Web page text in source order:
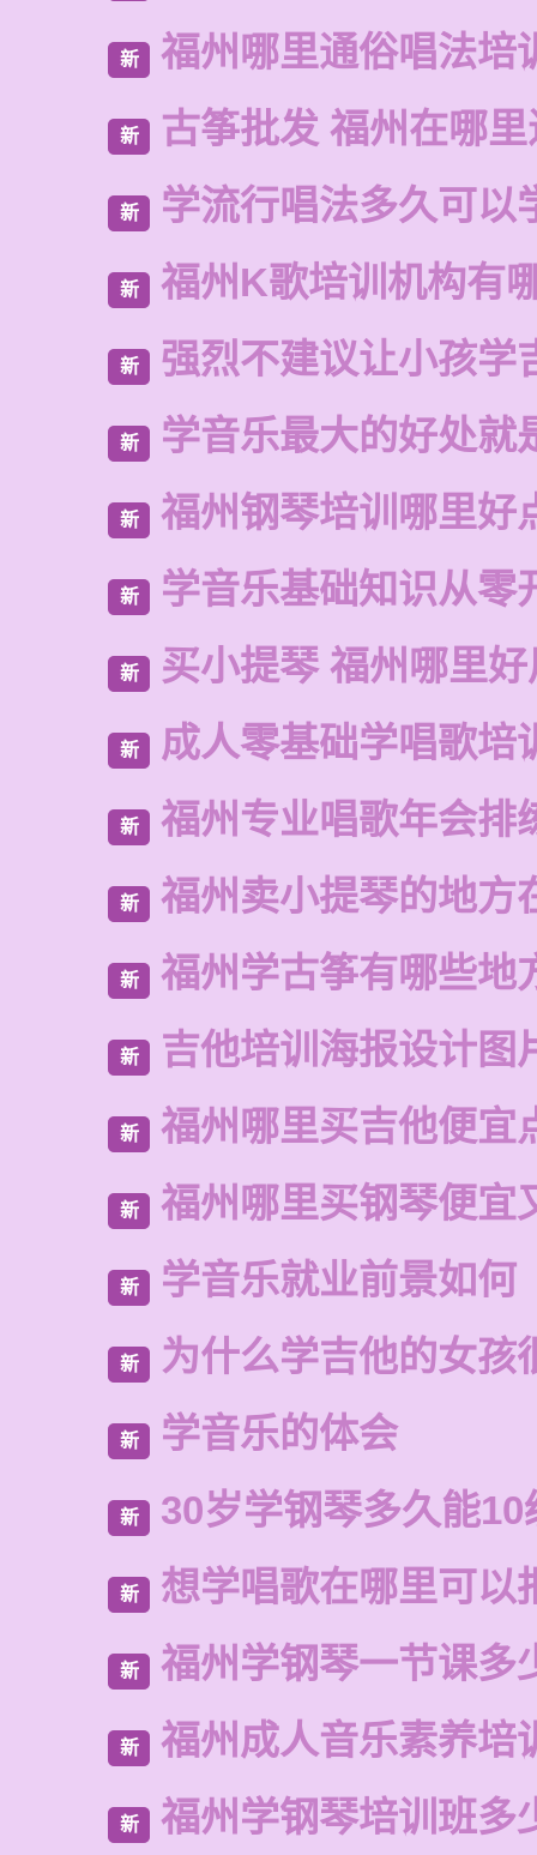
新 福州哪里通俗唱法培
新 古筝批发 福州在哪
新 学流行唱法多久可以
新 福州K歌培训机构有
新 强烈不建议让小孩学
新 学音乐最大的好处就
新 福州钢琴培训哪里好
新 学音乐基础知识从零
新 买小提琴 福州哪里
新 成人零基础学唱歌培
新 福州专业唱歌年会排
新 福州卖小提琴的地方
新 福州学古筝有哪些地
新 吉他培训海报设计图
新 福州哪里买吉他便宜
新 福州哪里买钢琴便宜
新 学音乐就业前景如何
新 为什么学吉他的女孩
新 学音乐的体会
新 30岁学钢琴多久能10
新 想学唱歌在哪里可以
新 福州学钢琴一节课多
新 福州成人音乐素养培
新 福州学钢琴培训班多